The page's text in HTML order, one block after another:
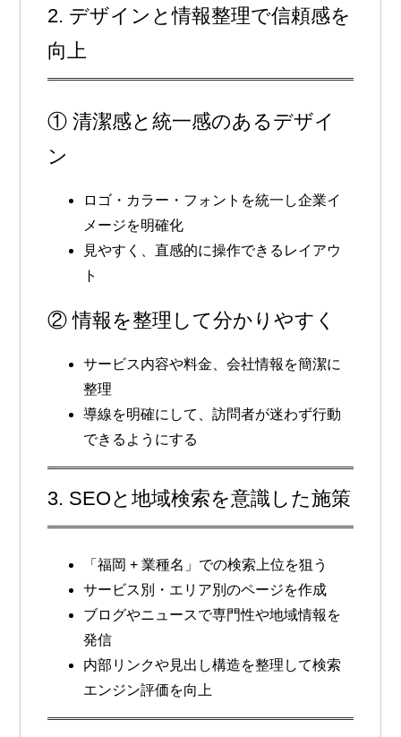
2. デザインと情報整理で信頼感を
向上
① 清潔感と統一感のあるデザイ
ン
ロゴ・カラー・フォントを統一し企業イ
メージを明確化
見やすく、直感的に操作できるレイアウ
ト
② 情報を整理して分かりやすく
サービス内容や料金、会社情報を簡潔に
整理
導線を明確にして、訪問者が迷わず行動
できるようにする
3. SEOと地域検索を意識した施策
「福岡 + 業種名」での検索上位を狙う
サービス別・エリア別のページを作成
ブログやニュースで専門性や地域情報を
発信
内部リンクや見出し構造を整理して検索
エンジン評価を向上